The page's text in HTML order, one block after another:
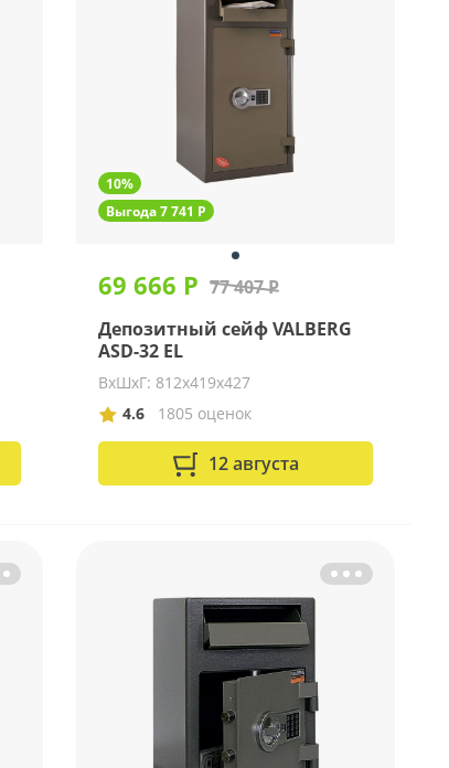
10%
Выгода 7 741 Р
69 666 Р 77 407 Р
Депозитный сейф VALBERG
ASD-32 EL
ВхШхГ: 812х419х427
4.6
1805 оценок
12 августа